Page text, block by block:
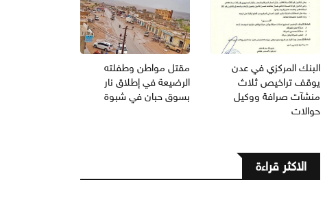
البنك المركزي في عدن
يوقف تراخيص ثلاث
منشآت صرافة ووكيل
حوالات
مقتل مواطن وطفلته
الرضيعة في إطلاق نار
بسوق حبان في شبوة
الاكثر قراءة